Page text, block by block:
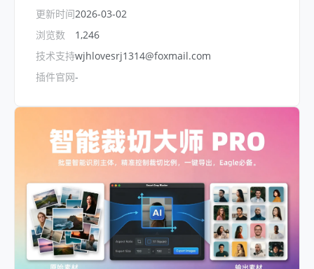
更新时间
浏览数
技术支持
插件官网
2026-03-02
1,246
wjhlovesrj1314@foxmail.com
-